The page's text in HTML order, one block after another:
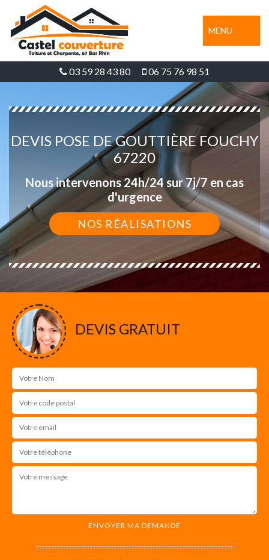
MENU
03 59 28 43 80 06 75 76 98 51
DEVIS POSE DE GOUTTIÈRE FOUCHY
67220
Nous intervenons 24h/24 sur 7j/7 en cas
d'urgence
NOS RÉALISATIONS
DEVIS GRATUIT